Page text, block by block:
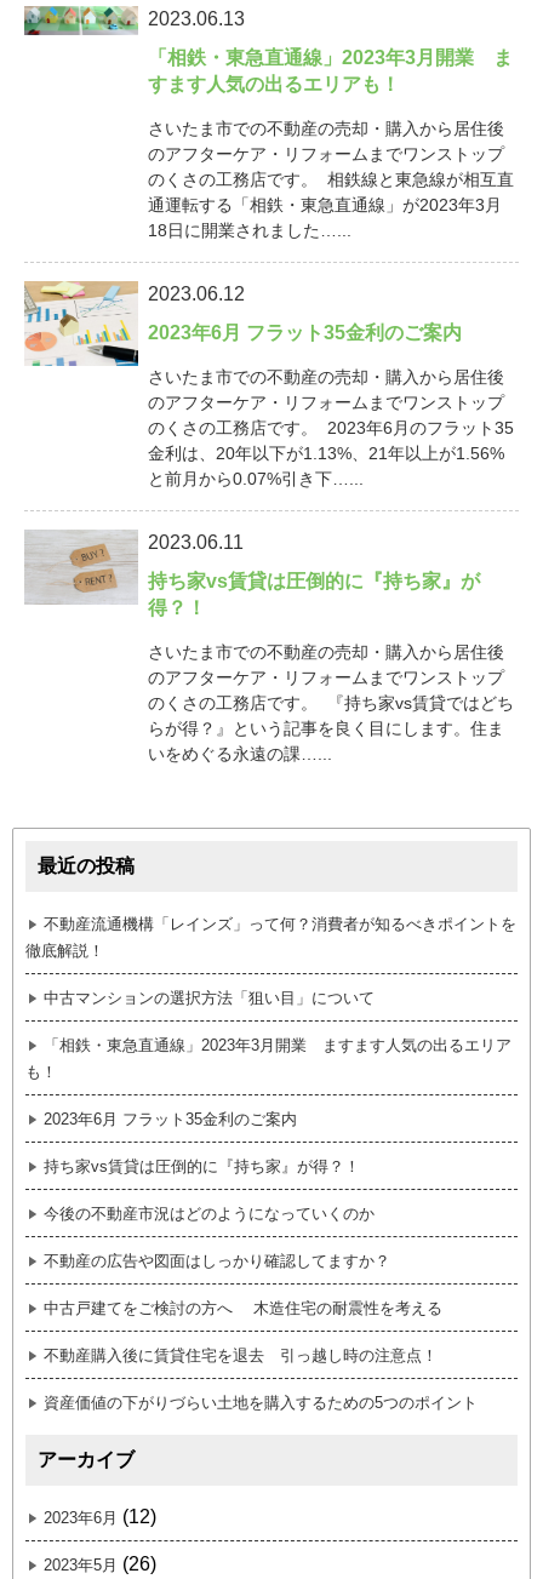
2023.06.13
「相鉄・東急直通線」2023年3月開業 ま
すます人気の出るエリアも！
さいたま市での不動産の売却・購入から居住後
のアフターケア・リフォームまでワンストップ
のくさの工務店です。 相鉄線と東急線が相互直
通運転する「相鉄・東急直通線」が2023年3月
18日に開業されました…...
2023.06.12
2023年6月 フラット35金利のご案内
さいたま市での不動産の売却・購入から居住後
のアフターケア・リフォームまでワンストップ
のくさの工務店です。 2023年6月のフラット35
金利は、20年以下が1.13%、21年以上が1.56%
と前月から0.07%引き下…...
2023.06.11
持ち家vs賃貸は圧倒的に『持ち家』が
得？！
さいたま市での不動産の売却・購入から居住後
のアフターケア・リフォームまでワンストップ
のくさの工務店です。 『持ち家vs賃貸ではどち
らが得？』という記事を良く目にします。住ま
いをめぐる永遠の課…...
最近の投稿
不動産流通機構「レインズ」って何？消費者が知るべきポイントを
徹底解説！
中古マンションの選択方法「狙い目」について
「相鉄・東急直通線」2023年3月開業 ますます人気の出るエリア
も！
2023年6月 フラット35金利のご案内
持ち家vs賃貸は圧倒的に『持ち家』が得？！
今後の不動産市況はどのようになっていくのか
不動産の広告や図面はしっかり確認してますか？
中古戸建てをご検討の方へ 木造住宅の耐震性を考える
不動産購入後に賃貸住宅を退去 引っ越し時の注意点！
資産価値の下がりづらい土地を購入するための5つのポイント
アーカイブ
2023年6月 (12)
2023年5月 (26)